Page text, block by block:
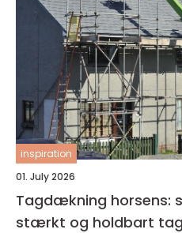
inspiration
01. July 2026
Tagdækning horsens:
stærkt og holdbart tag